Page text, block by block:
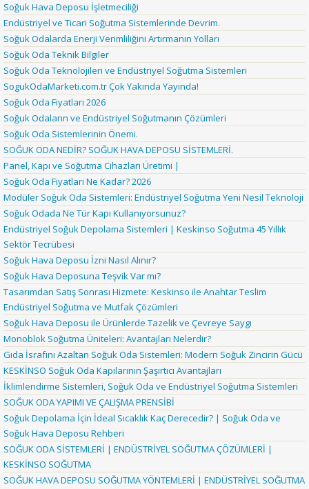
Soğuk Hava Deposu İşletmeciliği
Endüstriyel ve Ticari Soğutma Sistemlerinde Devrim.
Soğuk Odalarda Enerji Verimliliğini Artırmanın Yolları
Soğuk Oda Teknik Bilgiler
Soğuk Oda Teknolojileri ve Endüstriyel Soğutma Sistemleri
SogukOdaMarketi.com.tr Çok Yakında Yayında!
Soğuk Oda Fiyatları 2026
Soğuk Odaların ve Endüstriyel Soğutmanın Çözümleri
Soğuk Oda Sistemlerinin Önemi.
SOĞUK ODA NEDİR? SOĞUK HAVA DEPOSU SİSTEMLERİ.
Panel, Kapı ve Soğutma Cihazları Üretimi |
Soğuk Oda Fiyatları Ne Kadar? 2026
Modüler Soğuk Oda Sistemleri: Endüstriyel Soğutma Yeni Nesil Teknoloji
Soğuk Odada Ne Tür Kapı Kullanıyorsunuz?
Endüstriyel Soğuk Depolama Sistemleri | Keskinso Soğutma 45 Yıllık
Sektör Tecrübesi
Soğuk Hava Deposu İzni Nasıl Alınır?
Soğuk Hava Deposuna Teşvik Var mı?
Tasarımdan Satış Sonrası Hizmete: Keskinso ile Anahtar Teslim
Endüstriyel Soğutma ve Mutfak Çözümleri
Soğuk Hava Deposu ile Ürünlerde Tazelik ve Çevreye Saygı
Monoblok Soğutma Üniteleri: Avantajları Nelerdir?
Gıda İsrafını Azaltan Soğuk Oda Sistemleri: Modern Soğuk Zincirin Gücü
KESKİNSO Soğuk Oda Kapılarının Şaşırtıcı Avantajları
İklimlendirme Sistemleri, Soğuk Oda ve Endüstriyel Soğutma Sistemleri
SOĞUK ODA YAPIMI VE ÇALIŞMA PRENSİBİ
Soğuk Depolama İçin İdeal Sıcaklık Kaç Derecedir? | Soğuk Oda ve
Soğuk Hava Deposu Rehberi
SOĞUK ODA SİSTEMLERİ | ENDÜSTRİYEL SOĞUTMA ÇÖZÜMLERİ |
KESKİNSO SOĞUTMA
SOĞUK HAVA DEPOSU SOĞUTMA YÖNTEMLERİ | ENDÜSTRİYEL SOĞUTMA